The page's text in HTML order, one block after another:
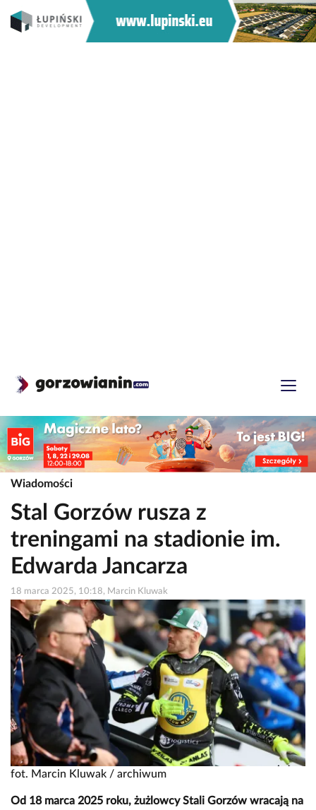
Wiadomości
Stal Gorzów rusza z
treningami na stadionie im.
Edwarda Jancarza
18 marca 2025, 10:18, Marcin Kluwak
fot. Marcin Kluwak / archiwum
Od 18 marca 2025 roku, żużlowcy Stali Gorzów wracają na